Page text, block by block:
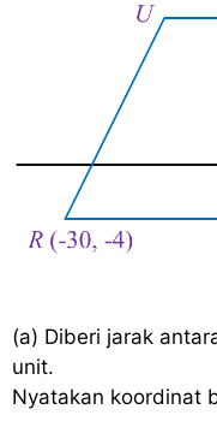
(a) Diberi jarak
unit.
Nyatakan koordinat